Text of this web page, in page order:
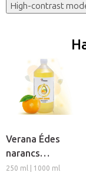
High-contrast
Verana Édes
narancs
masszázsolaj
250 ml | 1000 ml